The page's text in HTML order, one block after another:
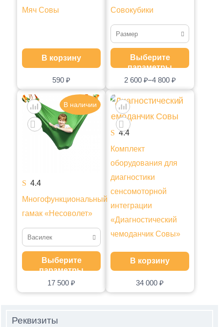
590 ₽
Мяч Совы
В корзину
2 600 ₽–4 800 ₽
Совокубики
Размер
Выберите
параметры
В наличии
17 500 ₽
4.4
Многофункциональный
гамак «Несоволет»
Василек
Василек
Салатовый
Выберите
параметры
34 000 ₽
4.4
Комплект
оборудования для
диагностики
сенсомоторной
интеграции
«Диагностический
чемоданчик Совы»
В корзину
Реквизиты